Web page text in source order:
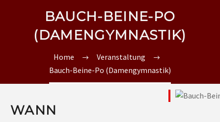
BAUCH-BEINE-PO
(DAMENGYMNASTIK)
Home
Veranstaltung
Bauch-Beine-Po (Damengymnastik)
WANN